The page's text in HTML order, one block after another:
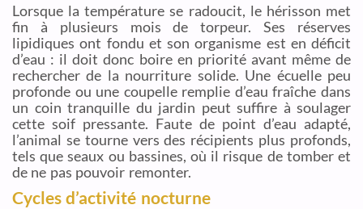
Lorsque la température se radoucit, le hérisson met
fin à plusieurs mois de torpeur. Ses réserves
lipidiques ont fondu et son organisme est en déficit
d’eau : il doit donc boire en priorité avant même de
rechercher de la nourriture solide. Une écuelle peu
profonde ou une coupelle remplie d’eau fraîche dans
un coin tranquille du jardin peut suffire à soulager
cette soif pressante. Faute de point d’eau adapté,
l’animal se tourne vers des récipients plus profonds,
tels que seaux ou bassines, où il risque de tomber et
de ne pas pouvoir remonter.
Cycles d’activité nocturne